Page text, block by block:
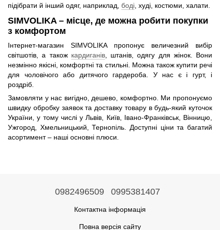
підібрати й інший одяг, наприклад, боді , худі, костюми, халати.
SIMVOLIKA – місце, де можна робити покупки
з комфортом
Інтернет-магазин SIMVOLIKA пропонує величезний вибір
світшотів, а також кардиганів, штанів, одягу для жінок. Вони
незмінно якісні, комфортні та стильні. Можна також купити речі
для чоловічого або дитячого гардероба. У нас є і гурт, і
роздріб.
Замовляти у нас вигідно, дешево, комфортно. Ми пропонуємо
швидку обробку заявок та доставку товару в будь-який куточок
України, у тому числі у Львів, Київ, Івано-Франківськ, Вінницю,
Ужгород, Хмельницький, Тернопіль. Доступні ціни та багатий
асортимент – наші основні плюси.
0982496509 0995381407
Контактна інформація
Повна версія сайту